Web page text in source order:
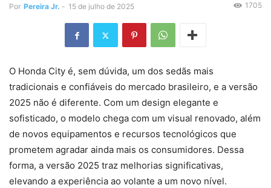
Por Pereira Jr. - 15 de julho de 2025 1705
O Honda City é, sem dúvida, um dos sedãs mais
tradicionais e confiáveis do mercado brasileiro, e a versão
2025 não é diferente. Com um design elegante e
sofisticado, o modelo chega com um visual renovado, além
de novos equipamentos e recursos tecnológicos que
prometem agradar ainda mais os consumidores. Dessa
forma, a versão 2025 traz melhorias significativas,
elevando a experiência ao volante a um novo nível.